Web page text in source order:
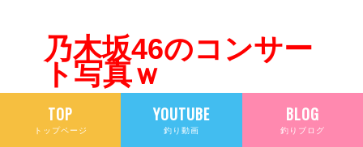
乃木坂46のコンサー
ト写真ｗ
TOP
トップページ
YOUTUBE
釣り動画
BLOG
釣りブログ